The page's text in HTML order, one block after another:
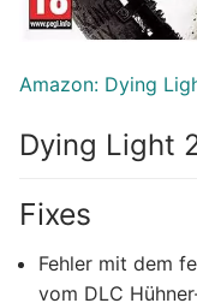
Amazon: Dying
Dying Light
Fixes
Fehler mit dem
vom DLC